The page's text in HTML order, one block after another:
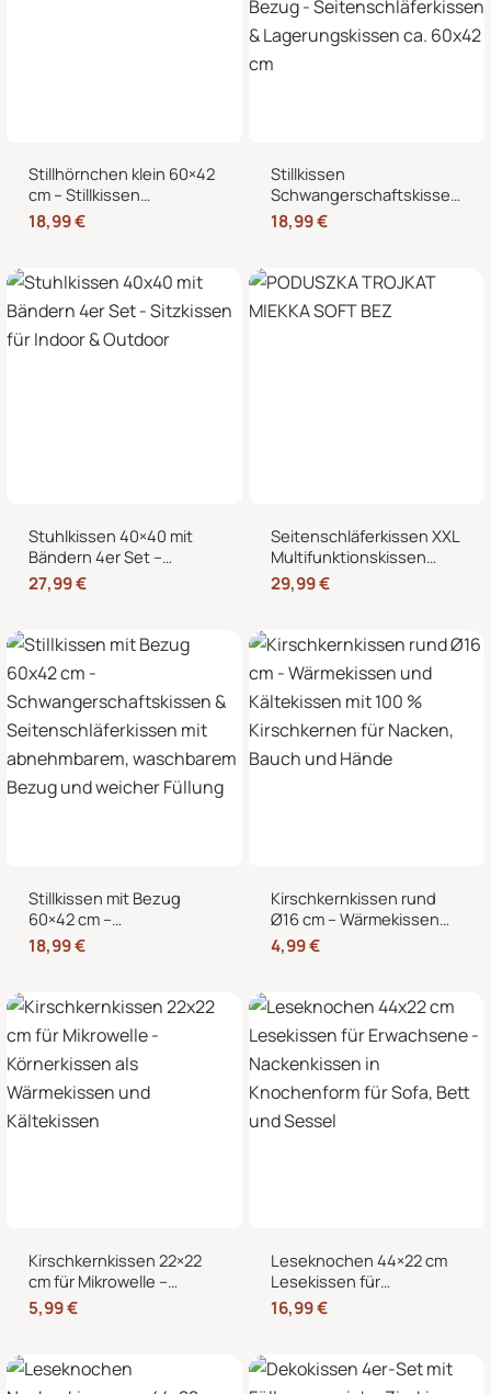
Stillhörnchen klein 60×42
cm – Stillkissen
Mondkissen mit
abnehmbarem Bezug für
Stillzeit
18,99€
Stillkissen
Schwangerschaftskissen
Stillmond mit
abnehmbarem Bezug –
Lagerungskissen ca.
60×42 cm
18,99€
Stuhlkissen 40×40 mit
Bändern 4er Set –
Sitzkissen für Indoor &
Outdoor
27,99€
Seitenschläferkissen XXL
Multifunktionskissen
Stillkissen – Lesekissen
für Bett und Sofa, weich
29,99€
Stillkissen mit Bezug
60×42 cm –
Schwangerschaftskissen
& Seitenschläferkissen
waschbarem Bezug und
18,99€
Kirschkernkissen rund
Ø16 cm – Wärmekissen
und Kältekissen mit 100
% Kirschkernen für
Hände
4,99€
Kirschkernkissen 22×22
cm für Mikrowelle –
Körnerkissen als
Wärmekissen und
5,99€
Leseknochen 44×22 cm
Lesekissen für
Erwachsene –
Nackenkissen in
Bett und Sessel
16,99€